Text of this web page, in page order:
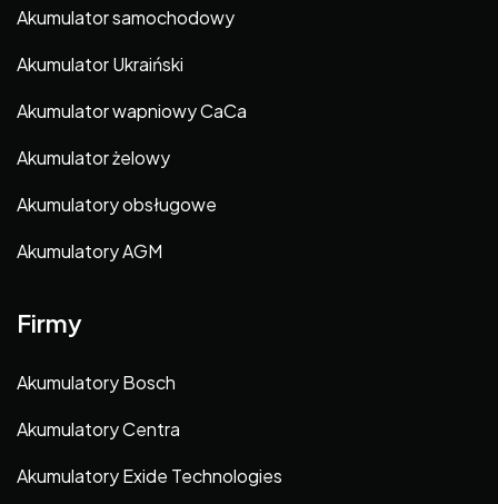
Akumulator samochodowy
Akumulator Ukraiński
Akumulator wapniowy CaCa
Akumulator żelowy
Akumulatory obsługowe
Akumulatory AGM
Firmy
Akumulatory Bosch
Akumulatory Centra
Akumulatory Exide Technologies